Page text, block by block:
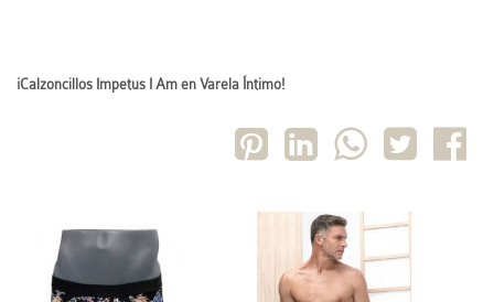
¡Calzoncillos Impetus I Am en Varela Íntimo!